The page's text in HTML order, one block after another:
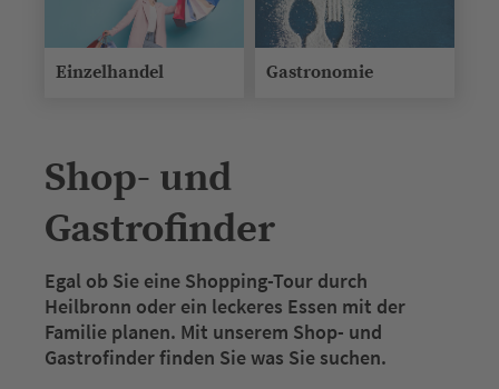
Einzelhandel Gastronomie
Shop- und
Gastrofinder
Egal ob Sie eine Shopping-Tour durch
Heilbronn oder ein leckeres Essen mit der
Familie planen. Mit unserem Shop- und
Gastrofinder finden Sie was Sie suchen.